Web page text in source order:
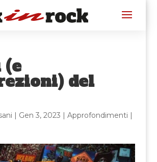
del
| Gen 3, 2023 | Approfondimenti |